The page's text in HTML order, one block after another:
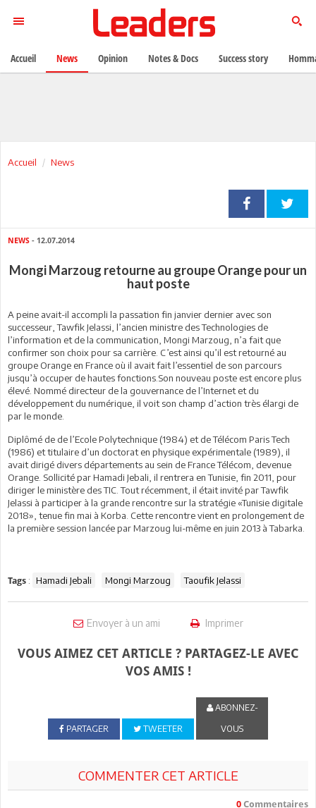
Accueil News
NEWS - 12.07.2014
Mongi Marzoug retourne au groupe Orange pour un
haut poste
A peine avait-il accompli la passation fin janvier dernier avec son
successeur, Tawfik Jelassi, l’ancien ministre des Technologies de
l’information et de la communication, Mongi Marzoug, n’a fait que
confirmer son choix pour sa carrière. C’est ainsi qu’il est retourné au
groupe Orange en France où il avait fait l’essentiel de son parcours
jusqu’à occuper de hautes fonctions.Son nouveau poste est encore plus
élevé. Nommé directeur de la gouvernance de l’Internet et du
développement du numérique, il voit son champ d’action très élargi de
par le monde.
Diplômé de de l’Ecole Polytechnique (1984) et de Télécom Paris Tech
(1986) et titulaire d’un doctorat en physique expérimentale (1989), il
avait dirigé divers départements au sein de France Télécom, devenue
Orange. Sollicité par Hamadi Jebali, il rentrera en Tunisie, fin 2011, pour
diriger le ministère des TIC. Tout récemment, il était invité par Tawfik
Jelassi à participer à la grande rencontre sur la stratégie «Tunisie digitale
2018», tenue fin mai à Korba. Cette rencontre vient en prolongement de
la première session lancée par Marzoug lui-même en juin 2013 à Tabarka.
Tags : Hamadi Jebali Mongi Marzoug Taoufik Jelassi
Envoyer à un ami Imprimer
VOUS AIMEZ CET ARTICLE ? PARTAGEZ-LE AVEC
VOS AMIS !
PARTAGER TWEETER
ABONNEZ-
VOUS
COMMENTER CET ARTICLE
0 Commentaires
Accueil News Opinion Notes & Docs Success story